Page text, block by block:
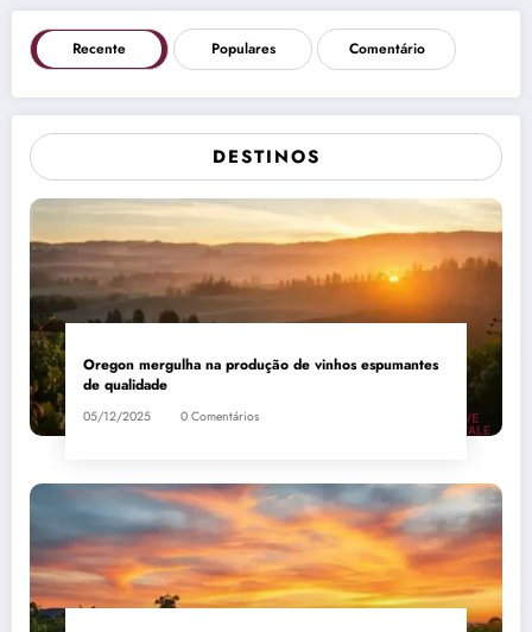
Recente Populares Comentário
DESTINOS
Oregon mergulha na produção de vinhos espumantes
de qualidade
05/12/2025 0 Comentários